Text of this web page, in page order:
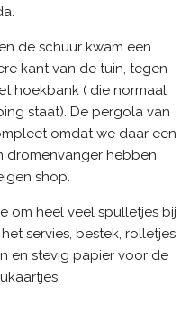
de schuur kwam een
kant van de tuin, tegen
hoekbank ( die normaal
staat). De pergola van
omdat we daar een
dromenvanger hebben
shop.
om heel veel spulletjes bij
servies, bestek, rolletjes
en stevig papier voor de